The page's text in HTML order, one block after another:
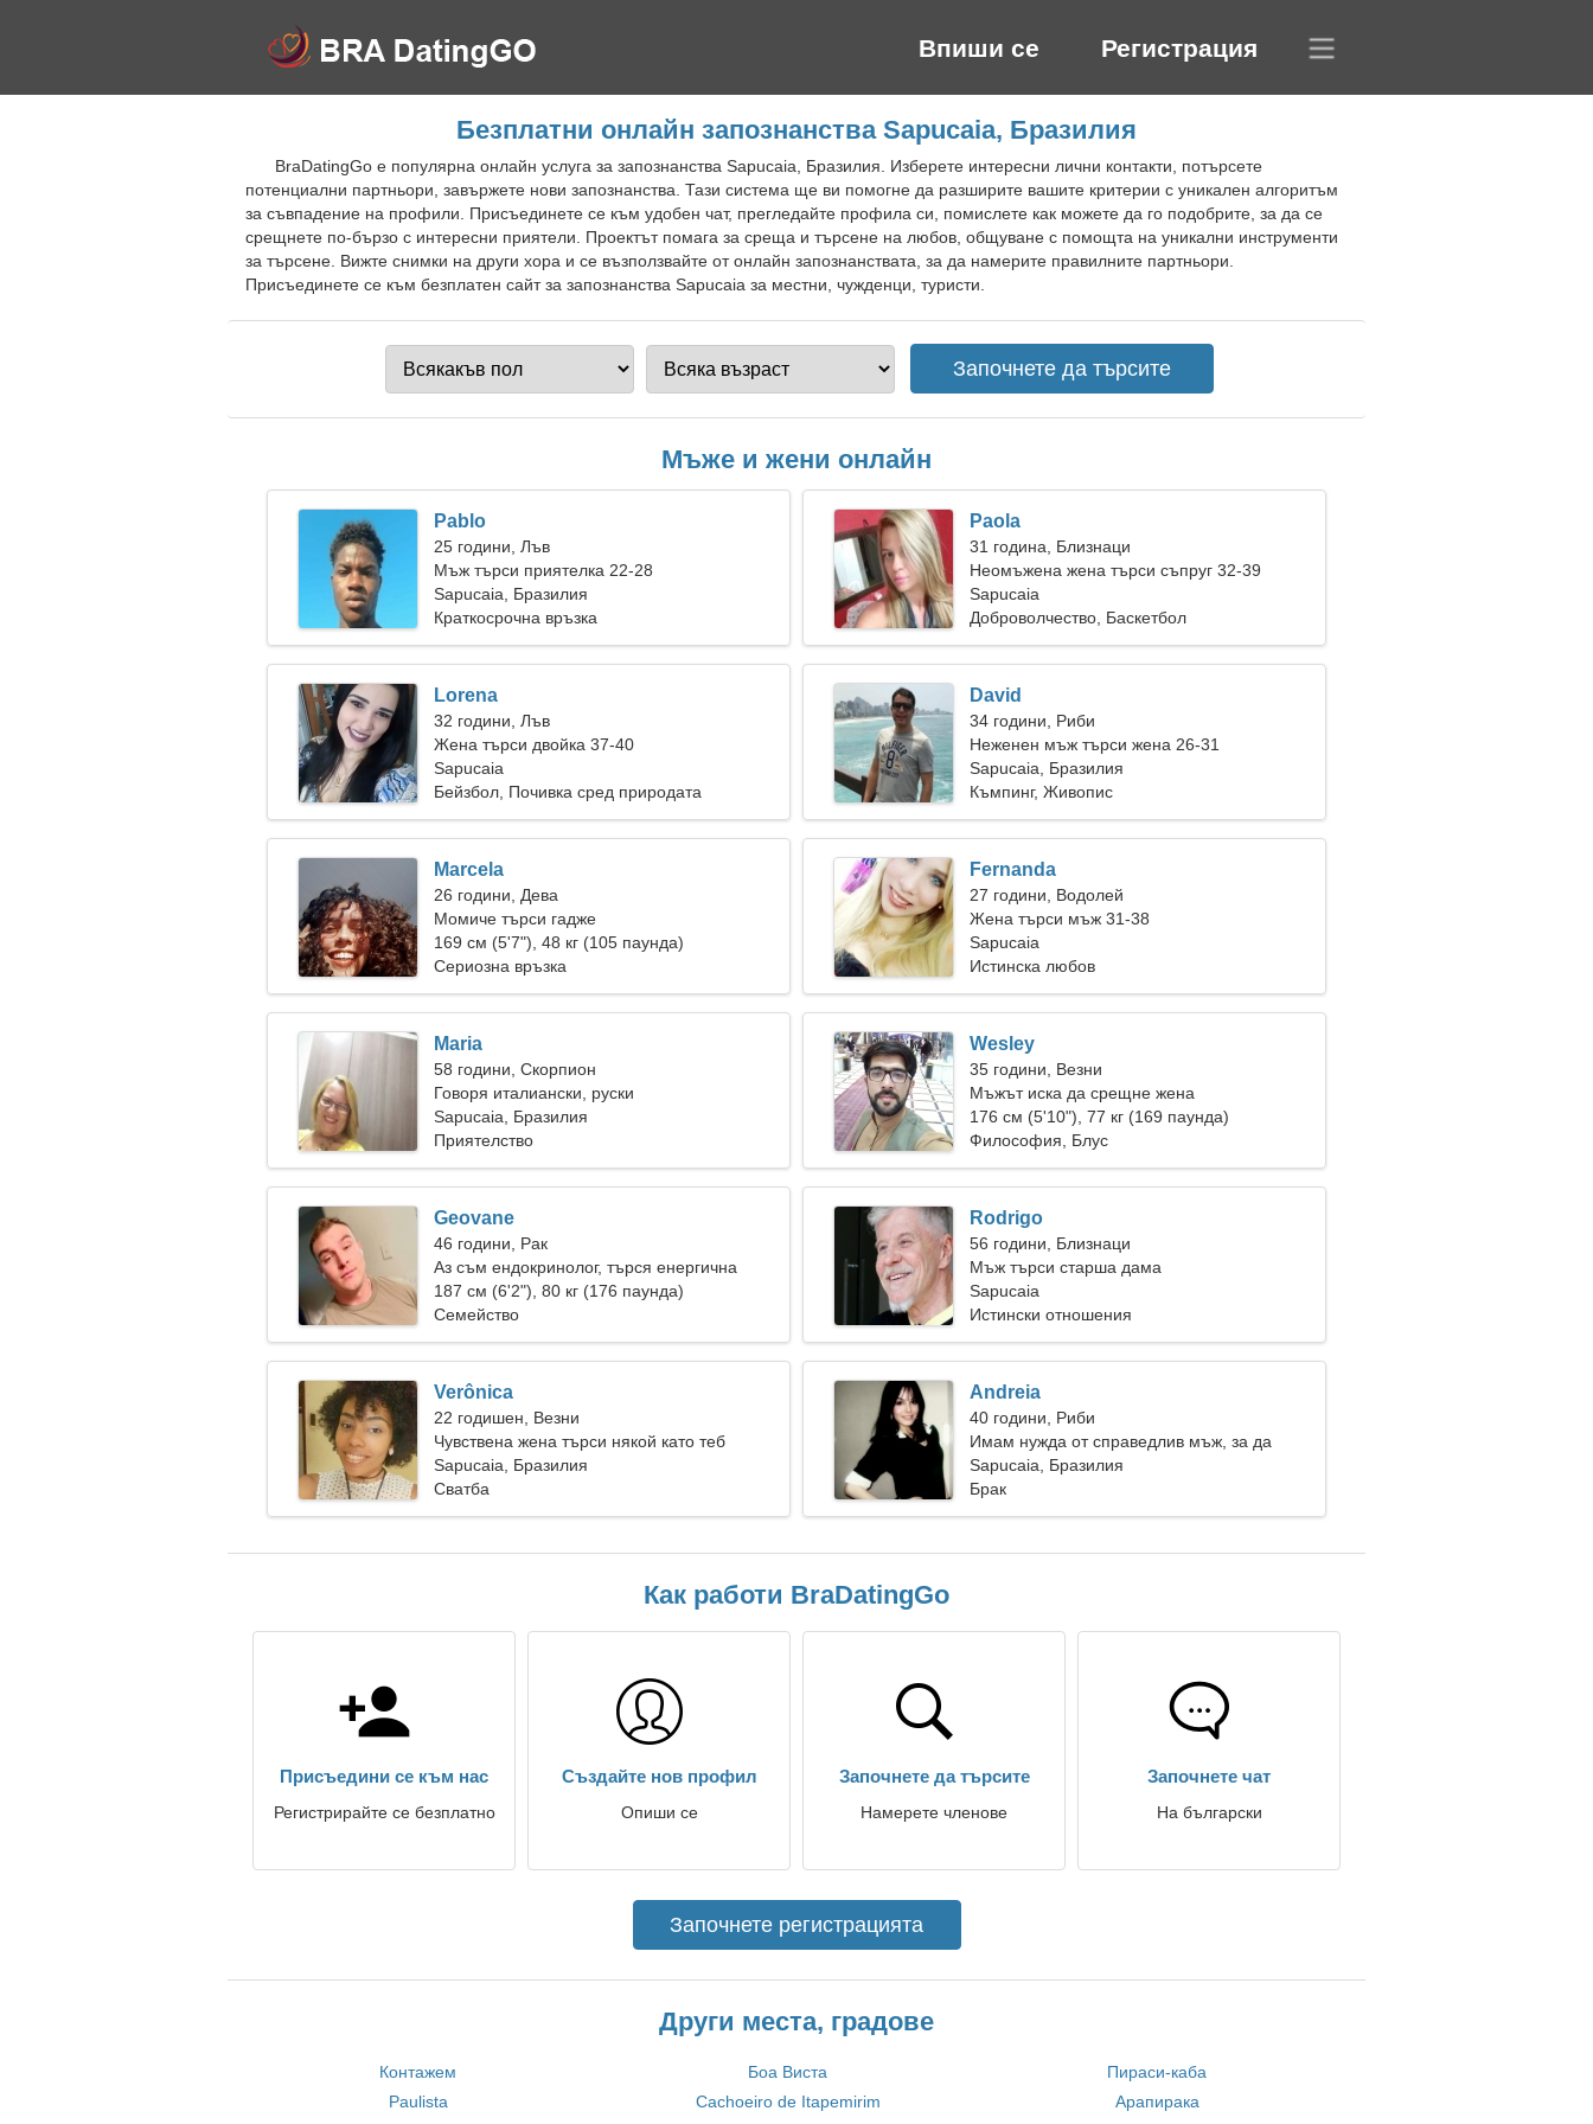
Впиши се Регистрация
Безплатни онлайн запознанства Sapucaia, Бразилия
BraDatingGo е популярна онлайн услуга за запознанства Sapucaia, Бразилия. Изберете интересни лични контакти, потърсете
потенциални партньори, завържете нови запознанства. Тази система ще ви помогне да разширите вашите критерии с уникален алгоритъм
за съвпадение на профили. Присъединете се към удобен чат, прегледайте профила си, помислете как можете да го подобрите, за да се
срещнете по-бързо с интересни приятели. Проектът помага за среща и търсене на любов, общуване с помощта на уникални инструменти
за търсене. Вижте снимки на други хора и се възползвайте от онлайн запознанствата, за да намерите правилните партньори.
Присъединете се към безплатен сайт за запознанства Sapucaia за местни, чужденци, туристи.
Мъже и жени онлайн
Pablo
25 години, Лъв
Мъж търси приятелка 22-28
Sapucaia, Бразилия
Краткосрочна връзка
Paola
31 година, Близнаци
Неомъжена жена търси съпруг 32-39
Sapucaia
Доброволчество, Баскетбол
Lorena
32 години, Лъв
Жена търси двойка 37-40
Sapucaia
Бейзбол, Почивка сред природата
David
34 години, Риби
Неженен мъж търси жена 26-31
Sapucaia, Бразилия
Къмпинг, Живопис
Marcela
26 години, Дева
Момиче търси гадже
169 см (5'7"), 48 кг (105 паунда)
Сериозна връзка
Fernanda
27 години, Водолей
Жена търси мъж 31-38
Sapucaia
Истинска любов
Maria
58 години, Скорпион
Говоря италиански, руски
Sapucaia, Бразилия
Приятелство
Wesley
35 години, Везни
Мъжът иска да срещне жена
176 см (5'10"), 77 кг (169 паунда)
Философия, Блус
Geovane
46 години, Рак
Аз съм ендокринолог, търся енергична
жена
187 см (6'2"), 80 кг (176 паунда)
Семейство
Rodrigo
56 години, Близнаци
Мъж търси старша дама
Sapucaia
Истински отношения
Verônica
22 годишен, Везни
Чувствена жена търси някой като теб
Sapucaia, Бразилия
Сватба
Andreia
40 години, Риби
Имам нужда от справедлив мъж, за да
танцуваме заедно
Sapucaia, Бразилия
Брак
Как работи BraDatingGo
Присъедини се към нас
Регистрирайте се безплатно
Създайте нов профил
Опиши се
Започнете да търсите
Намерете членове
Започнете чат
На български
Започнете регистрацията
Други места, градове
Контажем Боа Виста
Пираси-каба
Paulista
Cachoeiro de Itapemirim
Арапирака